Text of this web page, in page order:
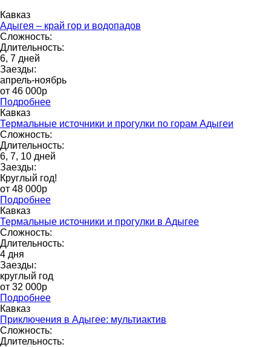
Кавказ
Адыгея – край гор и водопадов
Сложность:
Длительность:
6, 7 дней
Заезды:
апрель-ноябрь
от 46 000p
Подробнее
Кавказ
Термальные источники и прогулки по горам Адыгеи
Сложность:
Длительность:
6, 7, 10 дней
Заезды:
Круглый год!
от 48 000p
Подробнее
Кавказ
Термальные источники и прогулки в Адыгее
Сложность:
Длительность:
4 дня
Заезды:
круглый год
от 32 000p
Подробнее
Кавказ
Приключения в Адыгее: мультиактив
Сложность:
Длительность: